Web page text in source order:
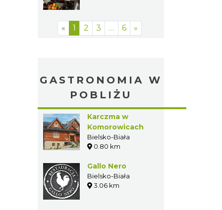
2 3 … 6
GASTRONOMIA W
POBLIŻU
Karczma w
Komorowicach
Bielsko-Biała
0.80 km
Gallo Nero
Bielsko-Biała
3.06 km